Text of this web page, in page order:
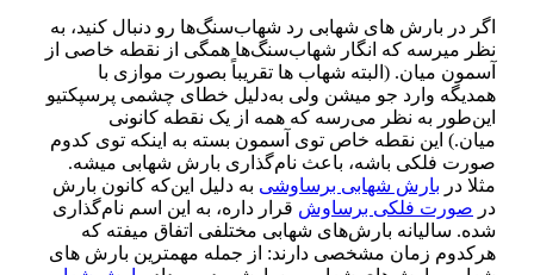
اگر در بارش های شهابی رد شهاب‌سنگ‌ها رو دنبال کنید، به
نظر میرسه که انگار شهاب‌سنگ‌ها همگی از نقطه خاصی از
آسمون میان. (البته شهاب ها تقریباً بصورت موازی با
همدیگه وارد جو میشن ولی به‌دلیل خطای چشمی پرسپکتیو
این‌طور به نظر می‌رسه که همه از یک نقطه کانونی
میان.) این نقطه خاص توی آسمون بسته به اینکه توی کدوم
صورت فلکی باشه، باعث نام‌گذاری بارش شهابی میشه.
مثلا در بارش شهابی برساوشی به دلیل این‌که کانون بارش
در صورت فلکی برساوش قرار داره، به این اسم نام‌گذاری
شده. سالیانه بارش‌های شهابی مختلفی اتفاق میفته که
هرکدوم زمان مشخصی دارند: از جمله مهمترین بارش های